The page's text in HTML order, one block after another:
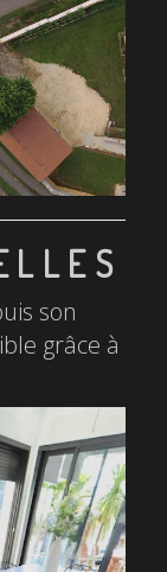
son
grâce à